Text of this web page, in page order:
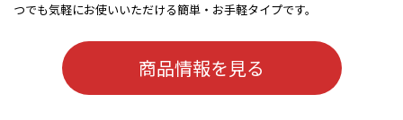
つでも気軽にお使いいただける簡単・お手軽タイプです。
商品情報を見る